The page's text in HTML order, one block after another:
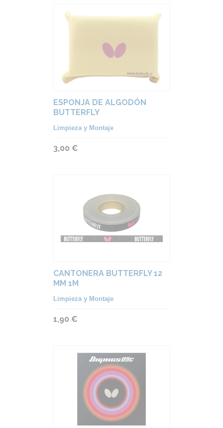
ESPONJA DE ALGODÓN
BUTTERFLY
Limpieza y Montaje
3,00 €
CANTONERA BUTTERFLY 12
MM 1M
Limpieza y Montaje
1,90 €